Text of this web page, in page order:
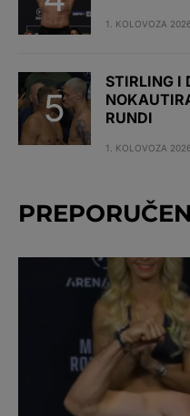
1. KOLOVOZA
STIRLING I
RUNDI
1. KOLOVOZA